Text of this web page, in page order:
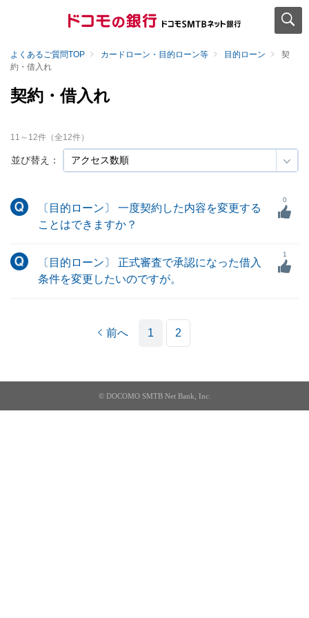
よくあるご質問TOP カードローン・目的ローン等 目的ローン
契
約・借入れ
契約・借入れ
並び替え：
11 ～ 12件（全12件）
〔目的ローン〕 一度契約した内容を変更する
ことはできますか？
0
〔目的ローン〕 正式審査で承認になった借入
条件を変更したいのですが。
1
前へ 1 2
© DOCOMO SMTB Net Bank, Inc.